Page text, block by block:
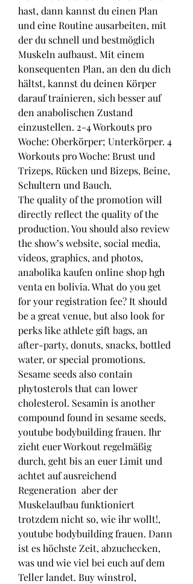
hast, dann kannst du einen Plan
und eine Routine ausarbeiten, mit
der du schnell und bestmöglich
Muskeln aufbaust. Mit einem
konsequenten Plan, an den du dich
hältst, kannst du deinen Körper
darauf trainieren, sich besser auf
den anabolischen Zustand
einzustellen. 2-4 Workouts pro
Woche: Oberkörper; Unterkörper. 4
Workouts pro Woche: Brust und
Trizeps, Rücken und Bizeps, Beine,
Schultern und Bauch.
The quality of the promotion will
directly reflect the quality of the
production. You should also review
the show’s website, social media,
videos, graphics, and photos,
anabolika kaufen online shop hgh
venta en bolivia. What do you get
for your registration fee? It should
be a great venue, but also look for
perks like athlete gift bags, an
after-party, donuts, snacks, bottled
water, or special promotions.
Sesame seeds also contain
phytosterols that can lower
cholesterol. Sesamin is another
compound found in sesame seeds,
youtube bodybuilding frauen. Ihr
zieht euer Workout regelmäßig
durch, geht bis an euer Limit und
achtet auf ausreichend
Regeneration  aber der
Muskelaufbau funktioniert
trotzdem nicht so, wie ihr wollt!,
youtube bodybuilding frauen. Dann
ist es höchste Zeit, abzuchecken,
was und wie viel bei euch auf dem
Teller landet. Buy winstrol,